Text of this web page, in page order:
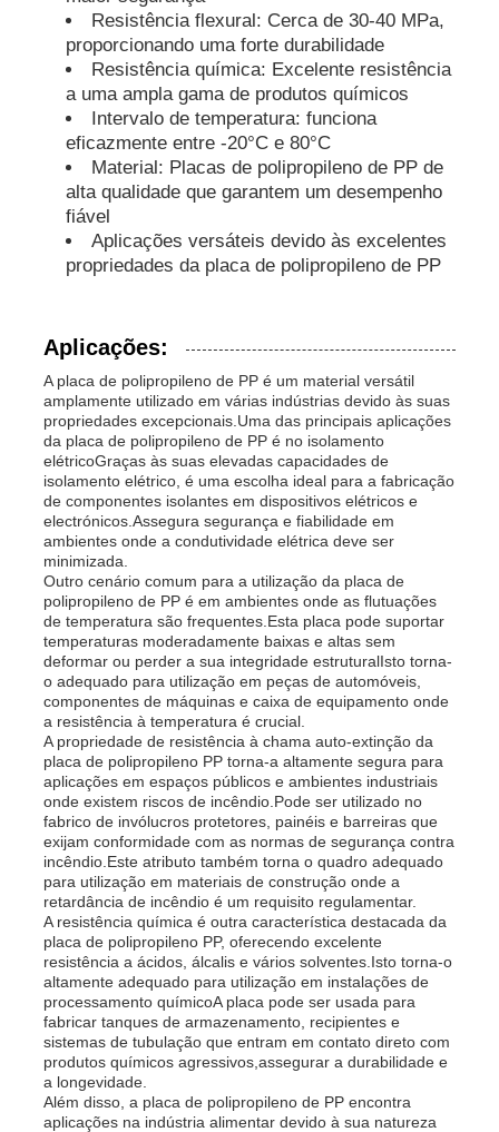
Tubos PP
Acessórios para tubos de polipropileno
Resistência flexural: Cerca de 30-40 MPa,
proporcionando uma forte durabilidade
Resistência química: Excelente resistência
a uma ampla gama de produtos químicos
Intervalo de temperatura: funciona
eficazmente entre -20°C e 80°C
Material: Placas de polipropileno de PP de
alta qualidade que garantem um desempenho
fiável
Aplicações versáteis devido às excelentes
propriedades da placa de polipropileno de PP
Aplicações:
A placa de polipropileno de PP é um material versátil
amplamente utilizado em várias indústrias devido às suas
propriedades excepcionais.Uma das principais aplicações
da placa de polipropileno de PP é no isolamento
elétricoGraças às suas elevadas capacidades de
isolamento elétrico, é uma escolha ideal para a fabricação
de componentes isolantes em dispositivos elétricos e
electrónicos.Assegura segurança e fiabilidade em
ambientes onde a condutividade elétrica deve ser
minimizada.
Outro cenário comum para a utilização da placa de
polipropileno de PP é em ambientes onde as flutuações
de temperatura são frequentes.Esta placa pode suportar
temperaturas moderadamente baixas e altas sem
deformar ou perder a sua integridade estruturalIsto torna-
o adequado para utilização em peças de automóveis,
componentes de máquinas e caixa de equipamento onde
a resistência à temperatura é crucial.
A propriedade de resistência à chama auto-extinção da
placa de polipropileno PP torna-a altamente segura para
aplicações em espaços públicos e ambientes industriais
onde existem riscos de incêndio.Pode ser utilizado no
fabrico de invólucros protetores, painéis e barreiras que
exijam conformidade com as normas de segurança contra
incêndio.Este atributo também torna o quadro adequado
para utilização em materiais de construção onde a
retardância de incêndio é um requisito regulamentar.
A resistência química é outra característica destacada da
placa de polipropileno PP, oferecendo excelente
resistência a ácidos, álcalis e vários solventes.Isto torna-o
altamente adequado para utilização em instalações de
processamento químicoA placa pode ser usada para
fabricar tanques de armazenamento, recipientes e
sistemas de tubulação que entram em contato direto com
produtos químicos agressivos,assegurar a durabilidade e
a longevidade.
Além disso, a placa de polipropileno de PP encontra
aplicações na indústria alimentar devido à sua natureza